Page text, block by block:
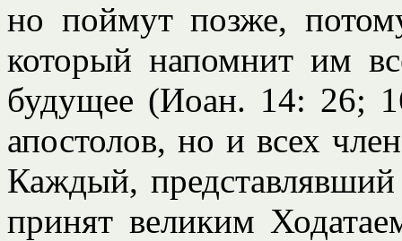
но поймут позже,
который напомнит им
будущее (Иоан. 14: 26;
апостолов, но и всех
Каждый,
принят великим